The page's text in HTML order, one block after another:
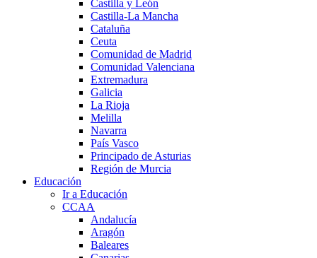
Castilla y León
Castilla-La Mancha
Cataluña
Ceuta
Comunidad de Madrid
Comunidad Valenciana
Extremadura
Galicia
La Rioja
Melilla
Navarra
País Vasco
Principado de Asturias
Región de Murcia
Educación
Ir a Educación
CCAA
Andalucía
Aragón
Baleares